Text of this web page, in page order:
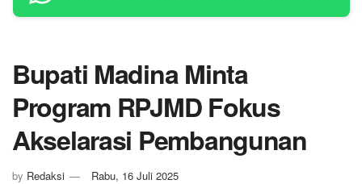
Bupati Madina Minta
Program RPJMD Fokus
Akselarasi Pembangunan
by Redaksi Rabu, 16 Juli 2025